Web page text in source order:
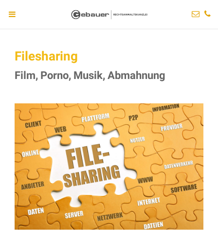
Filesharing
Film, Porno, Musik, Abmahnung